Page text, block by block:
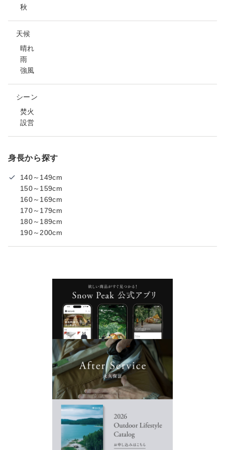
秋
天候
晴れ
雨
強風
シーン
焚火
設営
身長から探す
140～149cm
150～159cm
160～169cm
170～179cm
180～189cm
190～200cm